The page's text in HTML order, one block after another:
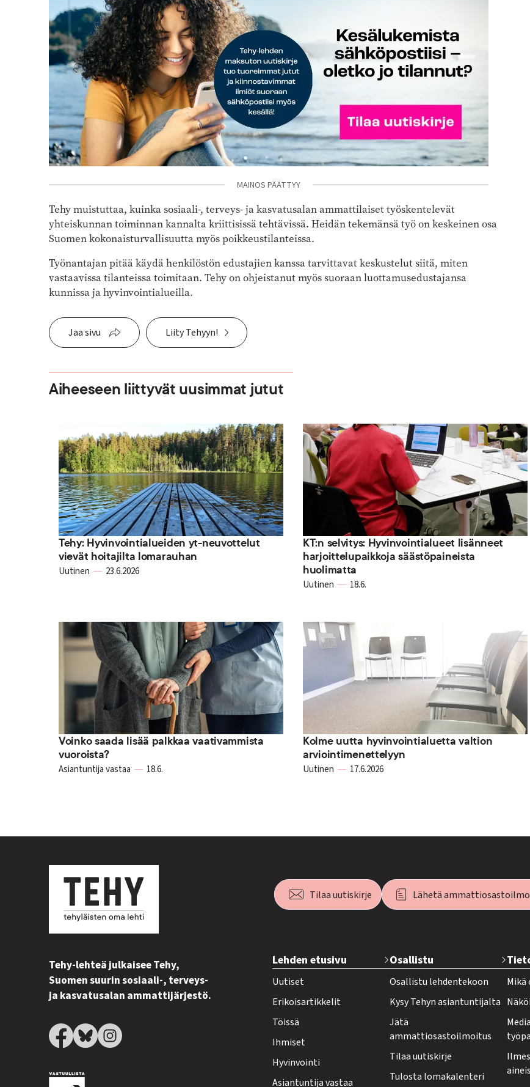
MAINOS PÄÄTTYY
Tehy muistuttaa, kuinka sosiaali-, terveys- ja kasvatusalan ammattilaiset työskentelevät
yhteiskunnan toiminnan kannalta kriittisissä tehtävissä. Heidän tekemänsä työ on keskeinen osa
Suomen kokonaisturvallisuutta myös poikkeustilanteissa.
Työnantajan pitää käydä henkilöstön edustajien kanssa tarvittavat keskustelut siitä, miten
vastaavissa tilanteissa toimitaan. Tehy on ohjeistanut myös suoraan luottamusedustajansa
kunnissa ja hyvinvointialueilla.
Jaa sivu Liity Tehyyn!
Aiheeseen liittyvät uusimmat jutut
Tehy: Hyvinvointialueiden yt-neuvottelut
vievät hoitajilta lomarauhan
Uutinen 23.6.2026
KT:n selvitys: Hyvinvointialueet lisänneet
harjoittelupaikkoja säästöpaineista
huolimatta
Uutinen 18.6.
Voinko saada lisää palkkaa vaativammista
vuoroista?
Asiantuntija vastaa 18.6.
Kolme uutta hyvinvointialuetta valtion
arviointimenettelyyn
Uutinen 17.6.2026
Tehy-lehteä julkaisee Tehy,
Suomen suurin sosiaali-, terveys-
ja kasvatusalan ammattijärjestö.
Tilaa uutiskirje Lähetä
e
h
y
-
l
e
Lehden etusivu
Uutiset
Erikoisartikkelit
Töissä
Ihmiset
Hyvinvointi
Asiantuntija vastaa
Osallistu
Osallistu lehdentekoon
Kysy Tehyn asiantuntijalta
Jätä
ammattiosastoilmoitus
Tilaa uutiskirje
Tulosta lomakalenteri
Mikä